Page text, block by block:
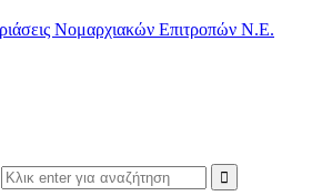
Νομαρχιακών Επιτροπών Ν.Ε.